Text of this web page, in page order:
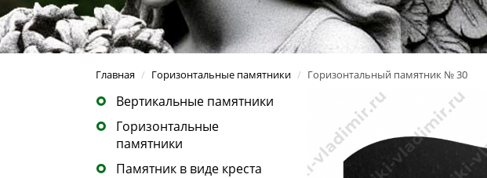
Главная / Горизонтальные памятники / Горизонтальный памятник № 30
Вертикальные памятники
Горизонтальные
памятники
Памятник в виде креста